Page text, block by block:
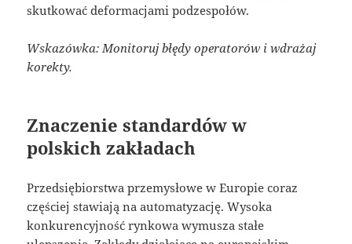
skutkować deformacjami podzespołów.
Wskazówka: Monitoruj błędy operatorów i wdrażaj
korekty.
Znaczenie standardów w
polskich zakładach
Przedsiębiorstwa przemysłowe w Europie coraz
częściej stawiają na automatyzację. Wysoka
konkurencyjność rynkowa wymusza stałe